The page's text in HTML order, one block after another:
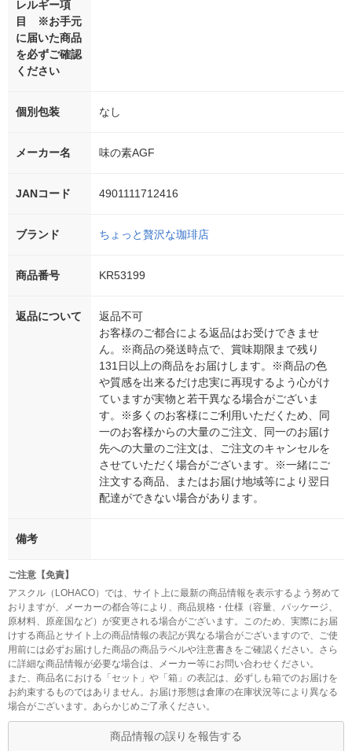
レルギー項
目 ※お手元
に届いた商品
を必ずご確認
ください
個別包装 なし
メーカー名 味の素AGF
JANコード 4901111712416
ブランド ちょっと贅沢な珈琲店
商品番号 KR53199
返品について
返品不可
お客様のご都合による返品はお受けできませ
ん。※商品の発送時点で、賞味期限まで残り
131日以上の商品をお届けします。※商品の色
や質感を出来るだけ忠実に再現するよう心がけ
ていますが実物と若干異なる場合がございま
す。※多くのお客様にご利用いただくため、同
一のお客様からの大量のご注文、同一のお届け
先への大量のご注文は、ご注文のキャンセルを
させていただく場合がございます。※一緒にご
注文する商品、またはお届け地域等により翌日
配達ができない場合があります。
備考
ご注意【免責】
アスクル（LOHACO）では、サイト上に最新の商品情報を表示するよう努めて
おりますが、メーカーの都合等により、商品規格・仕様（容量、パッケージ、
原材料、原産国など）が変更される場合がございます。このため、実際にお届
けする商品とサイト上の商品情報の表記が異なる場合がございますので、ご使
用前には必ずお届けした商品の商品ラベルや注意書きをご確認ください。さら
に詳細な商品情報が必要な場合は、メーカー等にお問い合わせください。
また、商品名における「セット」や「箱」の表記は、必ずしも箱でのお届けを
お約束するものではありません。お届け形態は倉庫の在庫状況等により異なる
場合がございます。あらかじめご了承ください。
商品情報の誤りを報告する